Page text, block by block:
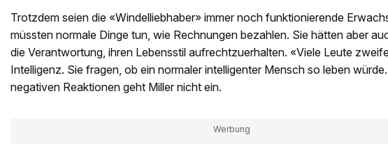
Trotzdem seien die «Windelliebhaber» immer noch funktionierende
müssten normale Dinge tun, wie Rechnungen bezahlen. Sie hätten aber
die Verantwortung, ihren Lebensstil aufrechtzuerhalten. «Viele Leute
Intelligenz. Sie fragen, ob ein normaler intelligenter Mensch so leben
negativen Reaktionen geht Miller nicht ein.